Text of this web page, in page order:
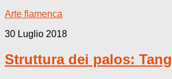
Arte flamenca
30 Luglio 2018
Struttura dei palos: